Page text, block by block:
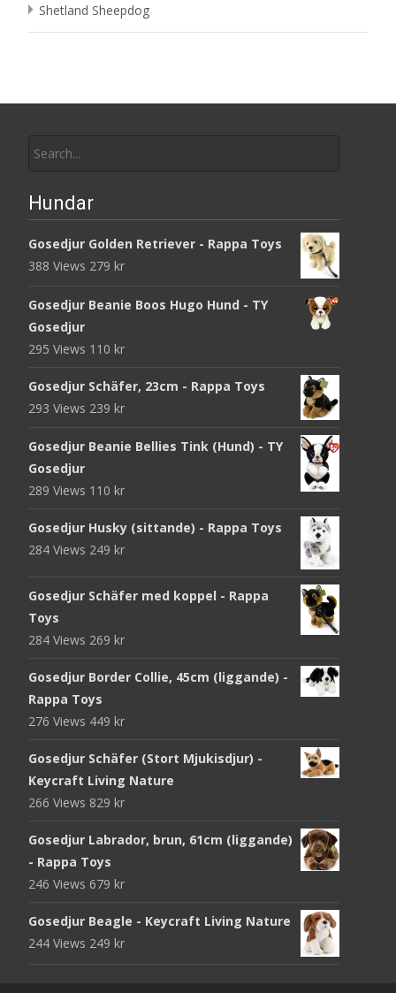
Shetland Sheepdog
for:
Hundar
Gosedjur Golden Retriever - Rappa Toys
388 Views 279 kr
Gosedjur Beanie Boos Hugo Hund - TY
Gosedjur
295 Views 110 kr
Gosedjur Schäfer, 23cm - Rappa Toys
293 Views 239 kr
Gosedjur Beanie Bellies Tink (Hund) - TY
Gosedjur
289 Views 110 kr
Gosedjur Husky (sittande) - Rappa Toys
284 Views 249 kr
Gosedjur Schäfer med koppel - Rappa
Toys
284 Views 269 kr
Gosedjur Border Collie, 45cm (liggande) -
Rappa Toys
276 Views 449 kr
Gosedjur Schäfer (Stort Mjukisdjur) -
Keycraft Living Nature
266 Views 829 kr
Gosedjur Labrador, brun, 61cm (liggande)
- Rappa Toys
246 Views 679 kr
Gosedjur Beagle - Keycraft Living Nature
244 Views 249 kr